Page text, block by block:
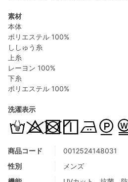
商品コード
0012524148031
性別
メンズ
素材
本体
ポリエステル 100%
ししゅう糸
上糸
レーヨン 100%
下糸
ポリエステル 100%
洗濯表示